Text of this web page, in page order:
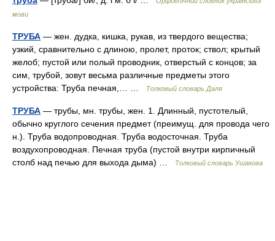
мови
ТРУБА — жен. дудка, кишка, рукав, из твердого вещества;
узкий, сравнительно с длиною, пролет, проток; ствол; крытый
желоб; пустой или полый проводник, отверстый с концов; за
сим, трубой, зовут весьма различные предметы этого
устройства: Труба печная,… …
Толковый словарь Даля
ТРУБА — трубы, мн. трубы, жен. 1. Длинный, пустотелый,
обычно круглого сечения предмет (преимущ. для провода чего
н.). Труба водопроводная. Труба водосточная. Труба
воздухопроводная. Печная труба (пустой внутри кирпичный
столб над печью для выхода дыма) …
Толковый словарь Ушакова